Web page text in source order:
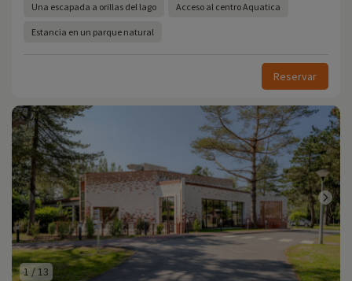
Una escapada a orillas del lago Acceso al centro Aquatica
Estancia en un parque natural
Reservar
1 / 13